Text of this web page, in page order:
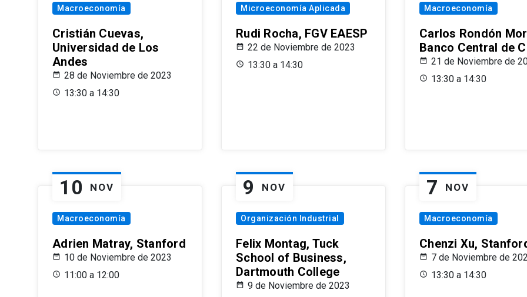
Macroeconomía
Cristián Cuevas,
Universidad de Los
Andes
28 de Noviembre de 2023
13:30 a 14:30
Microeconomía Aplicada
Rudi Rocha, FGV EAESP
22 de Noviembre de 2023
13:30 a 14:30
Macroeconomía
Carlos Rondón
Banco Central de
21 de Noviembre de
13:30 a 14:30
10 NOV
Macroeconomía
Adrien Matray, Stanford
10 de Noviembre de 2023
11:00 a 12:00
9 NOV
Organización Industrial
Felix Montag, Tuck
School of Business,
Dartmouth College
9 de Noviembre de 2023
7 NOV
Macroeconomía
Chenzi Xu,
7 de Noviembre de
13:30 a 14:30